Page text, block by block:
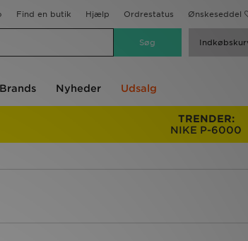
Find en butik Hjælp Ordrestatus Ønskeseddel
Brands Nyheder Udsalg
TRENDER:
NIKE P-6000